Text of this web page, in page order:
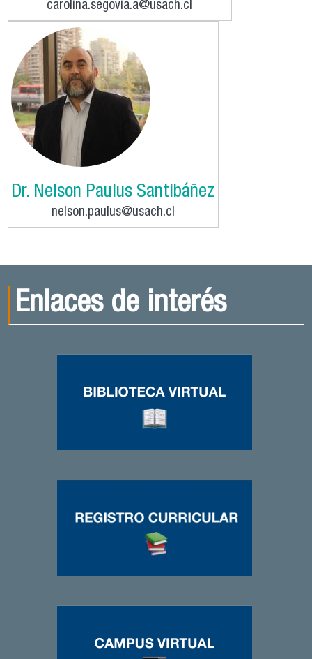
carolina.segovia.a@usach.cl
Dr. Nelson Paulus Santibáñez
nelson.paulus@usach.cl
Enlaces de interés